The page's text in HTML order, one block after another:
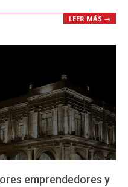
LEER MÁS →
emprendedores y